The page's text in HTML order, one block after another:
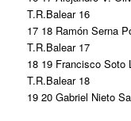
T.R.Balear 16
17 18 Ramón Serna
T.R.Balear 17
18 19 Francisco Soto
T.R.Balear 18
19 20 Gabriel Nieto